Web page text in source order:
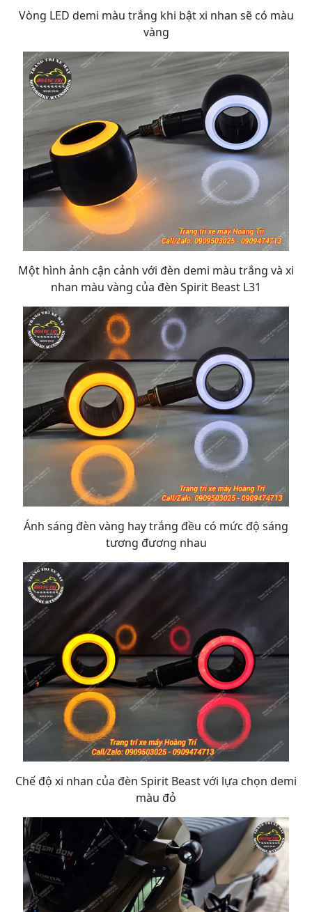
Vòng LED demi màu trắng khi bật xi nhan sẽ có màu
vàng
Một hình ảnh cận cảnh với đèn demi màu trắng và xi
nhan màu vàng của đèn Spirit Beast L31
Ánh sáng đèn vàng hay trắng đều có mức độ sáng
tương đương nhau
Chế độ xi nhan của đèn Spirit Beast với lựa chọn demi
màu đỏ